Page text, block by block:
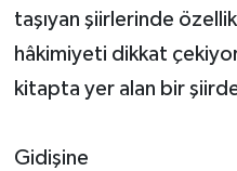
taşıyan şiirlerinde
hâkimiyeti dikkat
kitapta yer alan bir
Gidişine